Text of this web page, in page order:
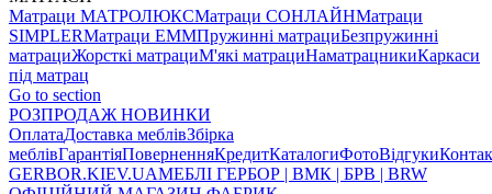
Матраци МАТРОЛЮКСМатраци СОНЛАЙНМатраци
SIMPLERМатраци ЕММПружинні матрациБезпружинні
матрациЖорсткі матрациМ'які матрациНаматрацникиКаркаси
під матрац
Go to section
РОЗПРОДАЖ НОВИНКИ
ОплатаДоставка меблівЗбірка
меблівГарантіяПоверненняКредитКаталогиФотоВідгуки
GERBOR.KIEV.UAМЕБЛI ГЕРБОР | ВМК | БРВ | BRW